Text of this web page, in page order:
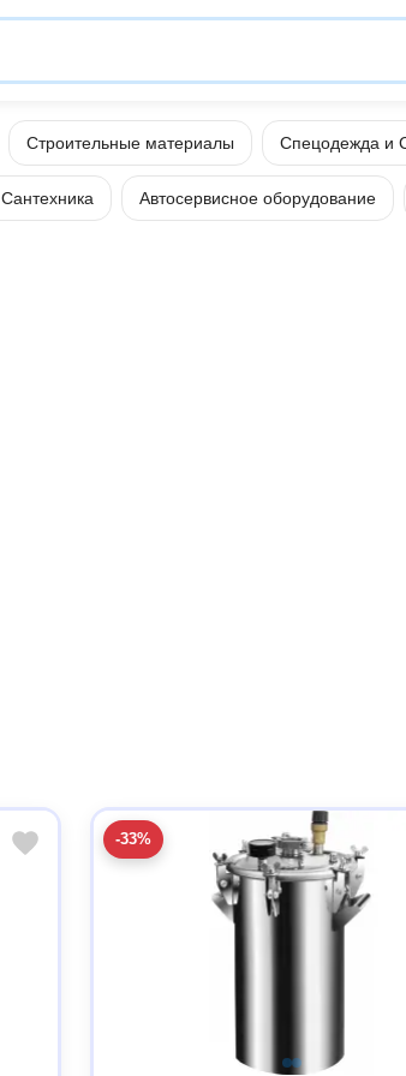
Строительные материалы Спецодежда и
Сантехника Автосервисное оборудование
-33%